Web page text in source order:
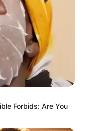
Forbids: Are You